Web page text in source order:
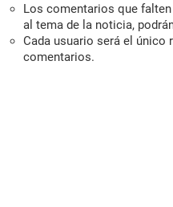
Los comentarios que
al tema de la noticia,
Cada usuario será el único
comentarios.